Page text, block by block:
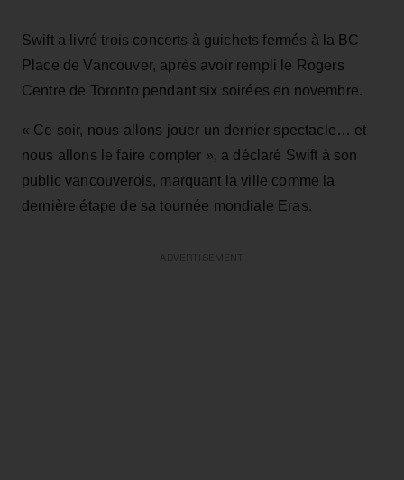
Swift a livré trois concerts à guichets fermés à la BC
Place de Vancouver, après avoir rempli le Rogers
Centre de Toronto pendant six soirées en novembre.
« Ce soir, nous allons jouer un dernier spectacle… et
nous allons le faire compter », a déclaré Swift à son
public vancouverois, marquant la ville comme la
dernière étape de sa tournée mondiale Eras.